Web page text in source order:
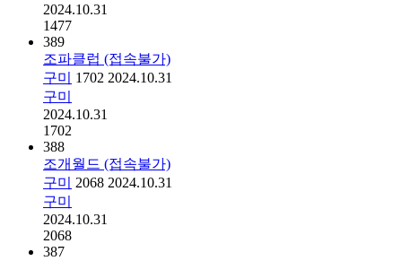
2024.10.31
1477
389
조파클럽 (접속불가)
구미
1702 2024.10.31
구미
2024.10.31
1702
388
조개월드 (접속불가)
구미
2068 2024.10.31
구미
2024.10.31
2068
387